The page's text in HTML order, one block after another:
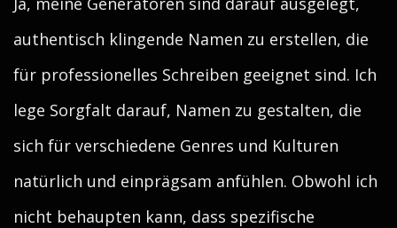
authentisch klingende Namen zu erstellen, die
für professionelles Schreiben geeignet sind. Ich
lege Sorgfalt darauf, Namen zu gestalten, die
sich für verschiedene Genres und Kulturen
natürlich und einprägsam anfühlen. Obwohl ich
nicht behaupten kann, dass spezifische